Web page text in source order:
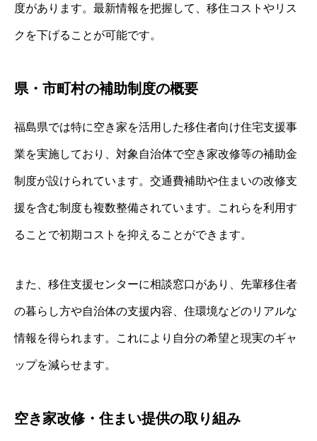
度があります。最新情報を把握して、移住コストやリス
クを下げることが可能です。
県・市町村の補助制度の概要
福島県では特に空き家を活用した移住者向け住宅支援事
業を実施しており、対象自治体で空き家改修等の補助金
制度が設けられています。交通費補助や住まいの改修支
援を含む制度も複数整備されています。これらを利用す
ることで初期コストを抑えることができます。
また、移住支援センターに相談窓口があり、先輩移住者
の暮らし方や自治体の支援内容、住環境などのリアルな
情報を得られます。これにより自分の希望と現実のギャ
ップを減らせます。
空き家改修・住まい提供の取り組み